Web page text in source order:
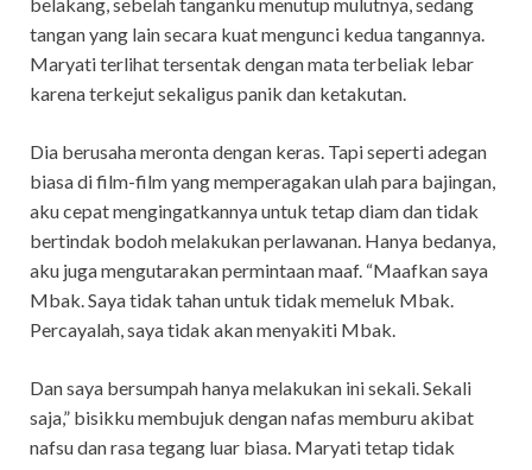
tangan yang lain secara kuat mengunci kedua tangannya.
Maryati terlihat tersentak dengan mata terbeliak lebar
karena terkejut sekaligus panik dan ketakutan.
Dia berusaha meronta dengan keras. Tapi seperti adegan
biasa di film-film yang memperagakan ulah para bajingan,
aku cepat mengingatkannya untuk tetap diam dan tidak
bertindak bodoh melakukan perlawanan. Hanya bedanya,
aku juga mengutarakan permintaan maaf. “Maafkan saya
Mbak. Saya tidak tahan untuk tidak memeluk Mbak.
Percayalah, saya tidak akan menyakiti Mbak.
Dan saya bersumpah hanya melakukan ini sekali. Sekali
saja,” bisikku membujuk dengan nafas memburu akibat
nafsu dan rasa tegang luar biasa. Maryati tetap tidak